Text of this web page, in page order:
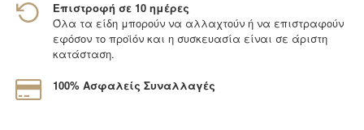
Επιστροφή σε 10 ημέρες
Όλα τα είδη μπορούν να αλλαχτούν ή να επιστραφούν
εφόσον το προϊόν και η συσκευασία είναι σε άριστη
κατάσταση.
100% Ασφαλείς Συναλλαγές